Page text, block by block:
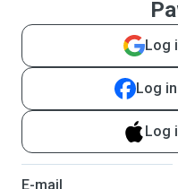
Log
Log
Log
E-mail